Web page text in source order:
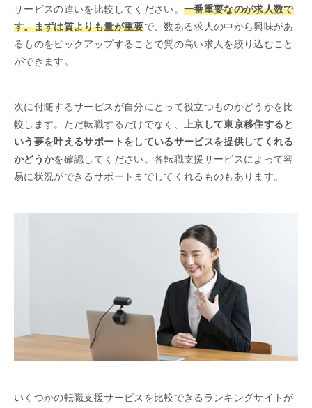
サービスの違いを比較してください。 一番重要なのが求人数で
す。まずは質よりも量が重要で、数ある求人の中から興味があ
るものをピックアップすることで質の高い求人を絞り込むこと
ができます。
次に付随するサービスが自分にとって役立つものかどうかを比
較します。ただ転職するだけでなく、
上京して東京移住すると
いう夢を叶えるサポートをしているサービスを提供してくれる
かどうかを確認してください。各転職支援サービスによって容
易に状況ができるサポートまでしてくれるものもあります。
いくつかの転職支援サービスを比較できるランキングサイトが